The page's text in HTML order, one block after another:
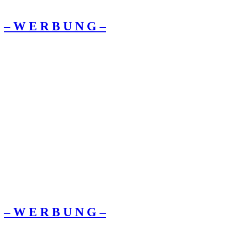
– W Ε R Β U Ν G –
– W Ε R Β U Ν G –